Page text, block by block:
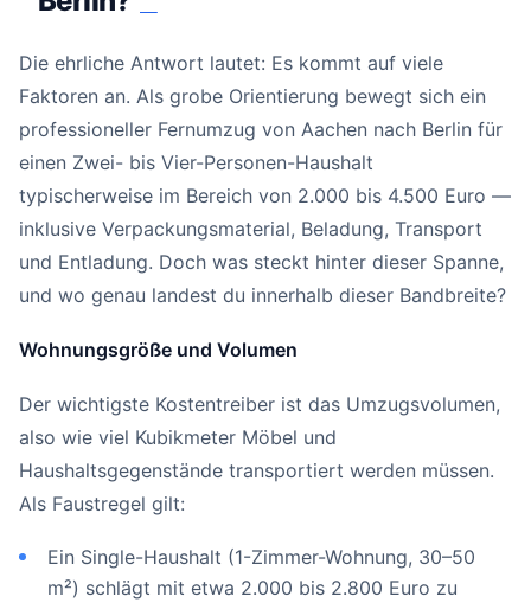
Die ehrliche Antwort lautet: Es kommt auf viele
Faktoren an. Als grobe Orientierung bewegt sich ein
professioneller Fernumzug von Aachen nach Berlin für
einen Zwei- bis Vier-Personen-Haushalt
typischerweise im Bereich von 2.000 bis 4.500 Euro —
inklusive Verpackungsmaterial, Beladung, Transport
und Entladung. Doch was steckt hinter dieser Spanne,
und wo genau landest du innerhalb dieser Bandbreite?
Wohnungsgröße und Volumen
Der wichtigste Kostentreiber ist das Umzugsvolumen,
also wie viel Kubikmeter Möbel und
Haushaltsgegenstände transportiert werden müssen.
Als Faustregel gilt:
Ein Single-Haushalt (1-Zimmer-Wohnung, 30–50
m²) schlägt mit etwa 2.000 bis 2.800 Euro zu